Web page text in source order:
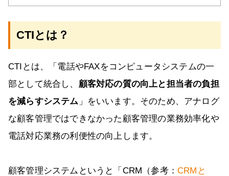
CTIとは？
CTIとは、「電話やFAXをコンピュータシステムの一
部として統合し、 顧客対応の質の向上と担当者の負担
を減らすシステム 」をいいます。そのため、アナログ
な顧客管理ではできなかった顧客管理の業務効率化や
電話対応業務の利便性の向上します。
顧客管理システムというと「CRM（参考： CRMと